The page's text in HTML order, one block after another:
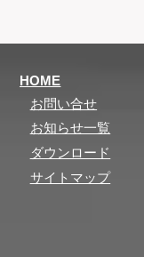
HOME
お問い合せ
お知らせ一覧
ダウンロード
サイトマップ